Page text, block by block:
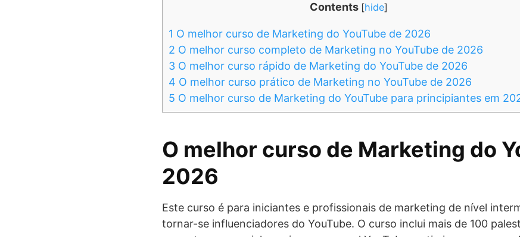
Contents [hide]
1 O melhor curso de Marketing do YouTube de 2026
2 O melhor curso completo de Marketing no YouTube de 2026
3 O melhor curso rápido de Marketing do YouTube de 2026
4 O melhor curso prático de Marketing no YouTube de 2026
5 O melhor curso de Marketing do YouTube para principiantes em
O melhor curso de Marketing do
2026
Este curso é para iniciantes e profissionais de marketing de nível
tornar-se influenciadores do YouTube. O curso inclui mais de 100